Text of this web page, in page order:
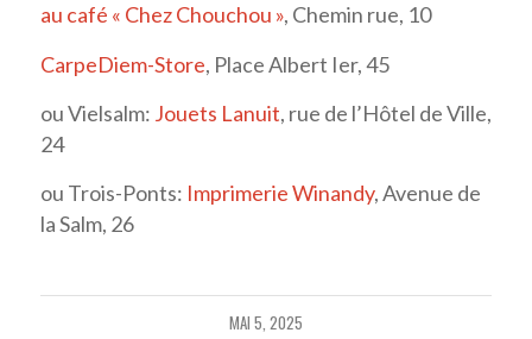
au café « Chez Chouchou », Chemin rue, 10
CarpeDiem-Store, Place Albert Ier, 45
ou Vielsalm: Jouets Lanuit, rue de l’Hôtel de Ville,
24
ou Trois-Ponts: Imprimerie Winandy, Avenue de
la Salm, 26
MAI 5, 2025